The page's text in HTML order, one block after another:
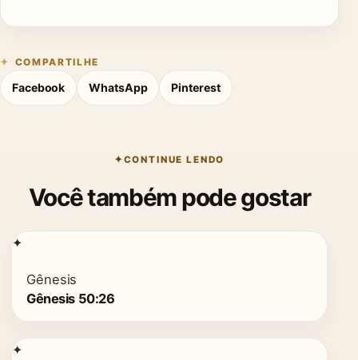
COMPARTILHE
Facebook WhatsApp Pinterest
CONTINUE LENDO
Você também pode gostar
✦
Gênesis
Gênesis 50:26
✦